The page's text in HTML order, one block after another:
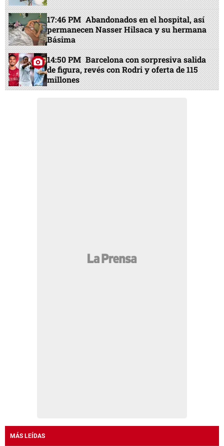
17:46 PM Abandonados en el hospital, así
permanecen Nasser Hilsaca y su hermana
Básima
14:50 PM Barcelona con sorpresiva salida
de figura, revés con Rodri y oferta de 115
millones
MÁS LEÍDAS